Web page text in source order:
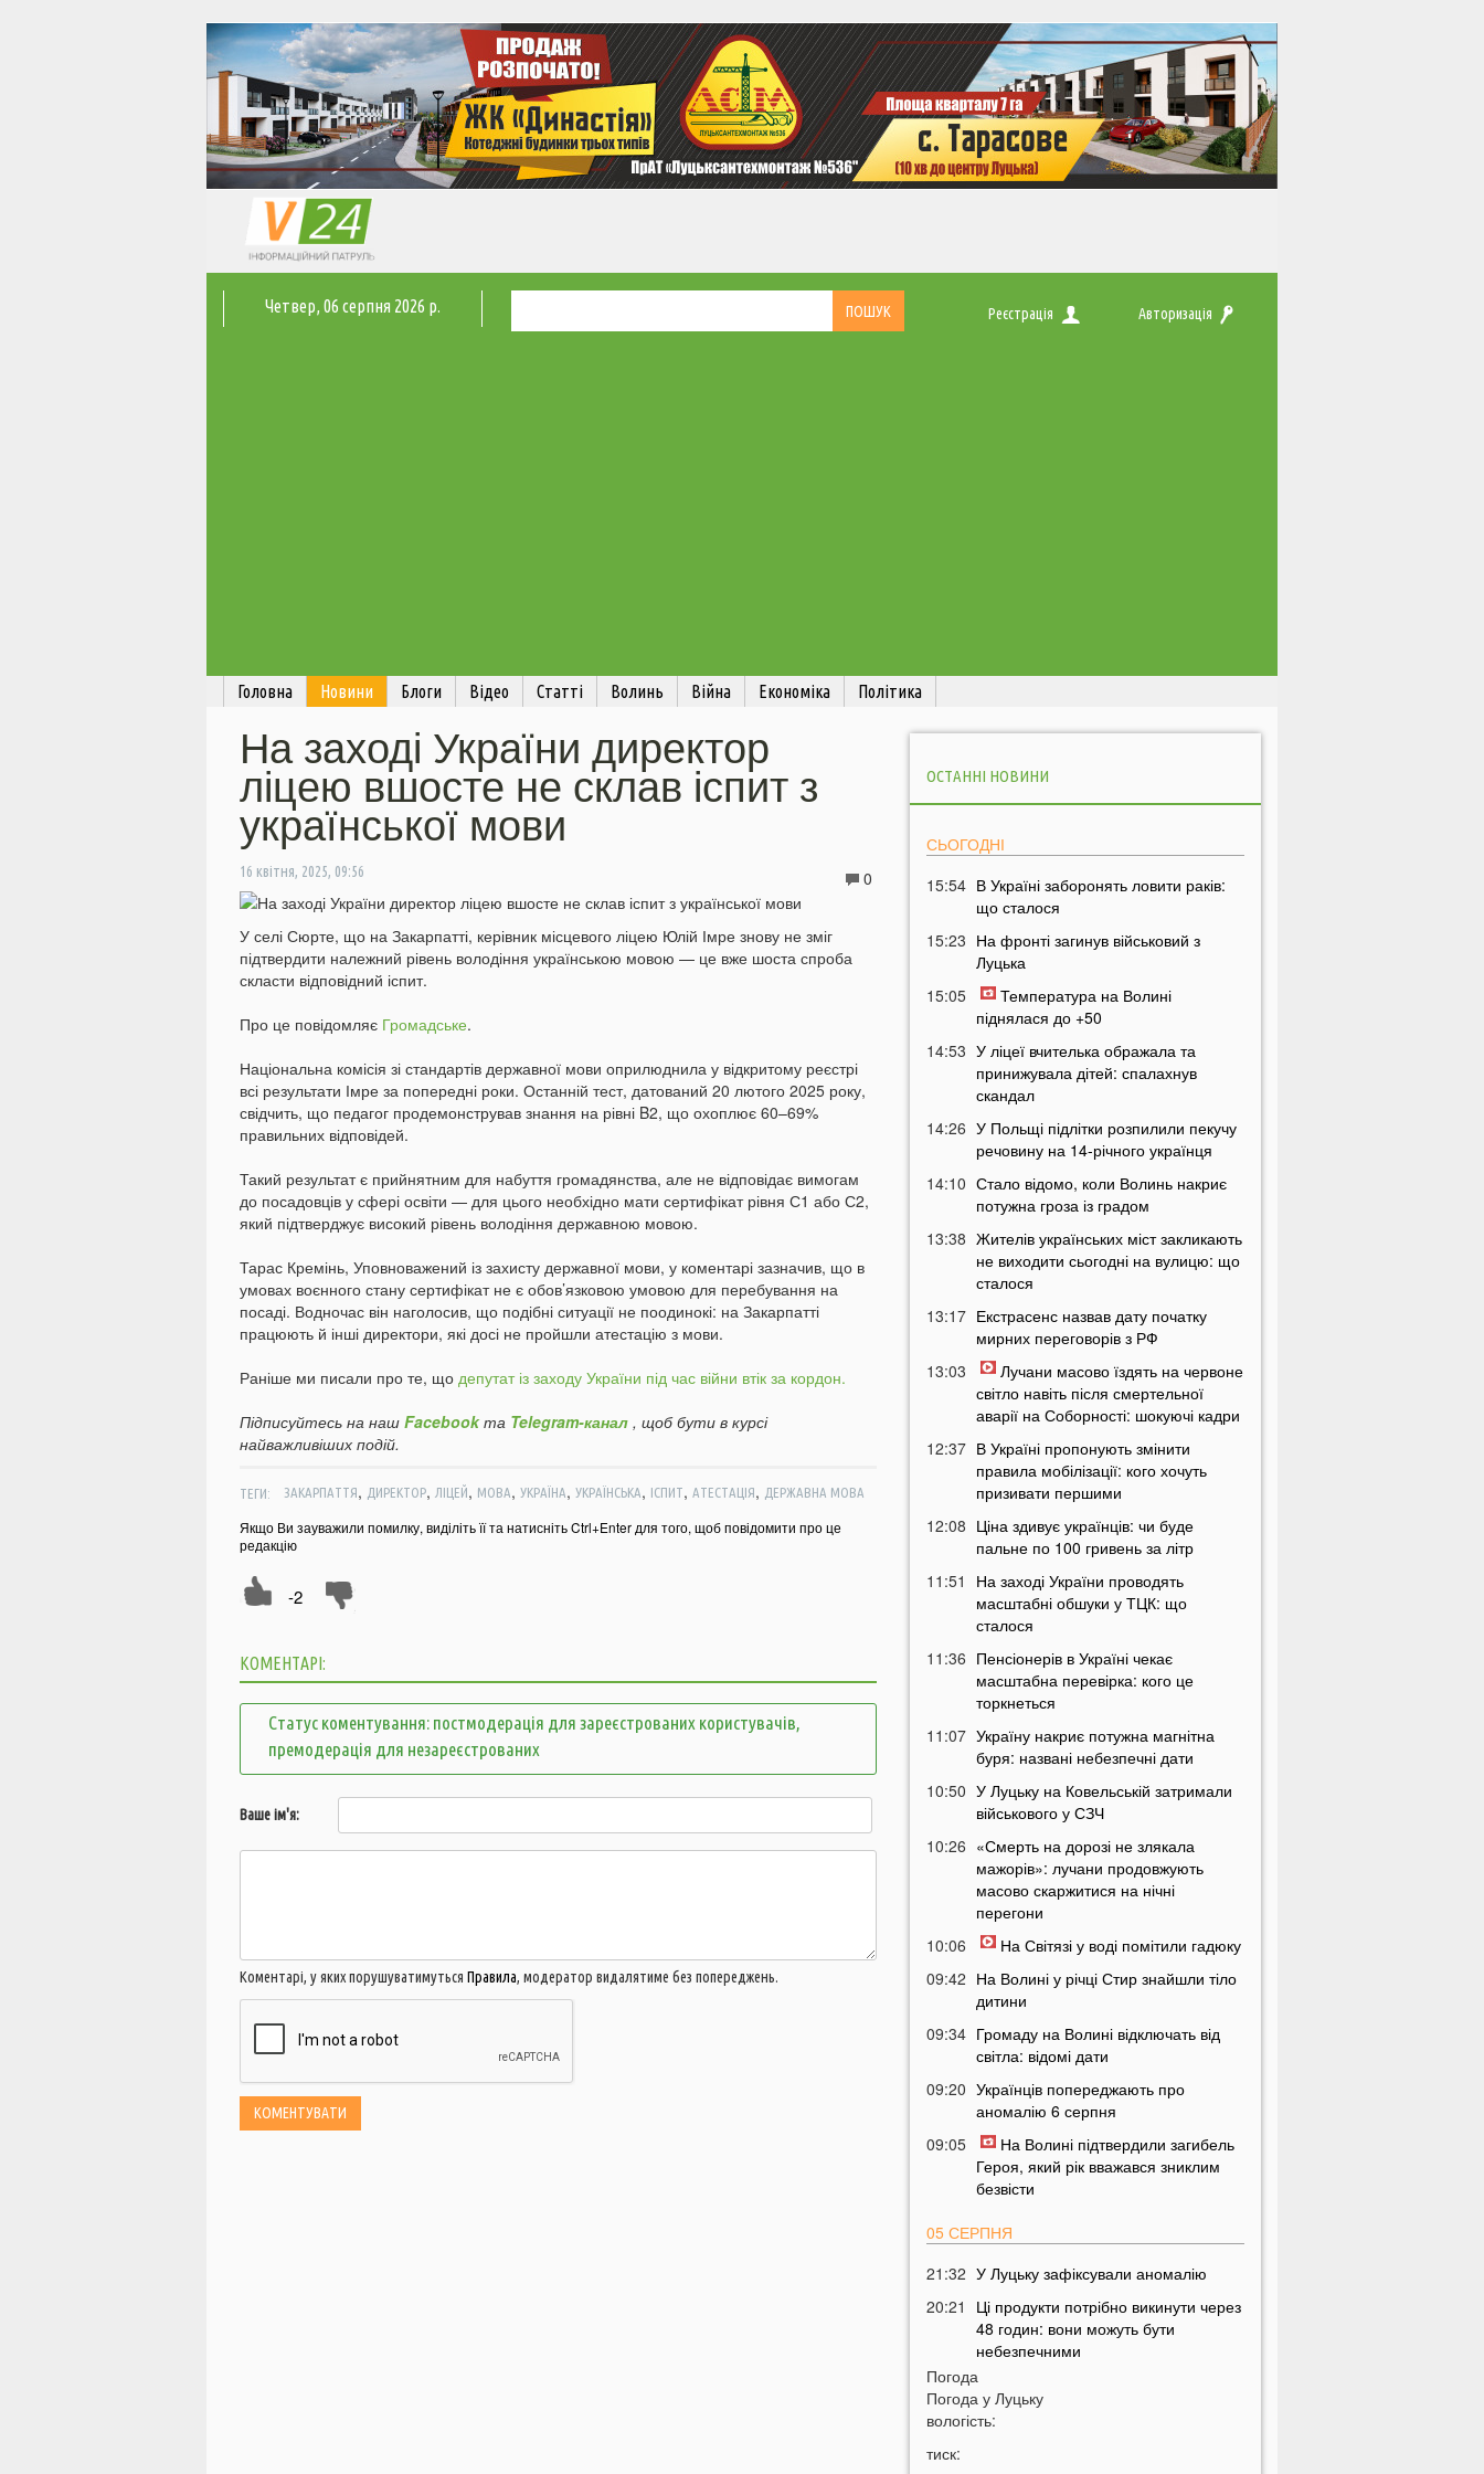
Четвер, 06 серпня 2026 р. Реєстрація Авторизація
Головна Новини Блоги Відео Статті Волинь Війна Економіка Політика
На заході України директор
ліцею вшосте не склав іспит з
української мови
16 квітня, 2025, 09:56 0
У селі Сюрте, що на Закарпатті, керівник місцевого ліцею Юлій Імре знову не зміг
підтвердити належний рівень володіння українською мовою — це вже шоста спроба
скласти відповідний іспит.
Про це повідомляє Громадське.
Національна комісія зі стандартів державної мови оприлюднила у відкритому реєстрі
всі результати Імре за попередні роки. Останній тест, датований 20 лютого 2025 року,
свідчить, що педагог продемонстрував знання на рівні B2, що охоплює 60–69%
правильних відповідей.
Такий результат є прийнятним для набуття громадянства, але не відповідає вимогам
до посадовців у сфері освіти — для цього необхідно мати сертифікат рівня С1 або С2,
який підтверджує високий рівень володіння державною мовою.
Тарас Кремінь, Уповноважений із захисту державної мови, у коментарі зазначив, що в
умовах воєнного стану сертифікат не є обов’язковою умовою для перебування на
посаді. Водночас він наголосив, що подібні ситуації не поодинокі: на Закарпатті
працюють й інші директори, які досі не пройшли атестацію з мови.
Раніше ми писали про те, що депутат із заходу України під час війни втік за кордон.
Підписуйтесь на наш Facebookта Telegram-канал , щоб бути в курсі
найважливіших подій.
ТЕГИ: ЗАКАРПАТТЯ, ДИРЕКТОР, ЛІЦЕЙ, МОВА, УКРАЇНА, УКРАЇНСЬКА, ІСПИТ, АТЕСТАЦІЯ, ДЕРЖАВНА МОВА
Якщо Ви зауважили помилку, виділіть її та натисніть Ctrl+Enter для того, щоб повідомити про це
редакцію
-2
КОМЕНТАРІ:
Статус коментування: постмодерація для зареєстрованих користувачів,
премодерація для незареєстрованих
Ваше ім'я:
Коментарі, у яких порушуватимуться Правила, модератор видалятиме без попереджень.
ОСТАННІ НОВИНИ
СЬОГОДНІ
15:54 В Україні заборонять ловити раків:
що сталося
15:23 На фронті загинув військовий з
Луцька
15:05
Температура на Волині
піднялася до +50
14:53 У ліцеї вчителька ображала та
принижувала дітей: спалахнув
скандал
14:26 У Польщі підлітки розпилили пекучу
речовину на 14-річного українця
14:10 Стало відомо, коли Волинь накриє
потужна гроза із градом
13:38 Жителів українських міст закликають
не виходити сьогодні на вулицю: що
сталося
13:17 Екстрасенс назвав дату початку
мирних переговорів з РФ
13:03
Лучани масово їздять на червоне
світло навіть після смертельної
аварії на Соборності: шокуючі кадри
12:37 В Україні пропонують змінити
правила мобілізації: кого хочуть
призивати першими
12:08 Ціна здивує українців: чи буде
пальне по 100 гривень за літр
11:51
На заході України проводять
масштабні обшуки у ТЦК: що
сталося
11:36 Пенсіонерів в Україні чекає
масштабна перевірка: кого це
торкнеться
11:07 Україну накриє потужна магнітна
буря: названі небезпечні дати
10:50 У Луцьку на Ковельській затримали
військового у СЗЧ
10:26 «Смерть на дорозі не злякала
мажорів»: лучани продовжують
масово скаржитися на нічні
перегони
10:06
На Світязі у воді помітили гадюку
09:42 На Волині у річці Стир знайшли тіло
дитини
09:34 Громаду на Волині відключать від
світла: відомі дати
09:20 Українців попереджають про
аномалію 6 серпня
09:05
На Волині підтвердили загибель
Героя, який рік вважався зниклим
безвісти
05 СЕРПНЯ
21:32 У Луцьку зафіксували аномалію
20:21
Ці продукти потрібно викинути через
48 годин: вони можуть бути
небезпечними
19:51 Одну категорію людей закликали
щодня пити каву: кого це стосується
Погода
Погода у Луцьку
вологість:
тиск: